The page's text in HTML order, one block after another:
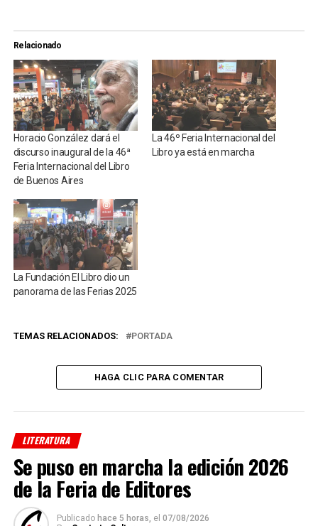
Relacionado
Horacio González dará el
discurso inaugural de la 46ª
Feria Internacional del Libro
de Buenos Aires
La 46º Feria Internacional del
Libro ya está en marcha
La Fundación El Libro dio un
panorama de las Ferias 2025
TEMAS RELACIONADOS: PORTADA
HAGA CLIC PARA COMENTAR
LITERATURA
Se puso en marcha la edición 2026
de la Feria de Editores
Publicado hace 5 horas, el 07/08/2026